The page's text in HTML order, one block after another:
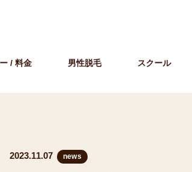
/ 料金 男性脱毛 スクール
2023.11.07 news